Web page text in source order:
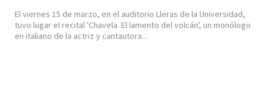
El viernes 15 de marzo, en el auditorio Lleras de la Universidad,
tuvo lugar el recital 'Chavela. El lamento del volcán', un monólogo
en italiano de la actriz y cantautora...